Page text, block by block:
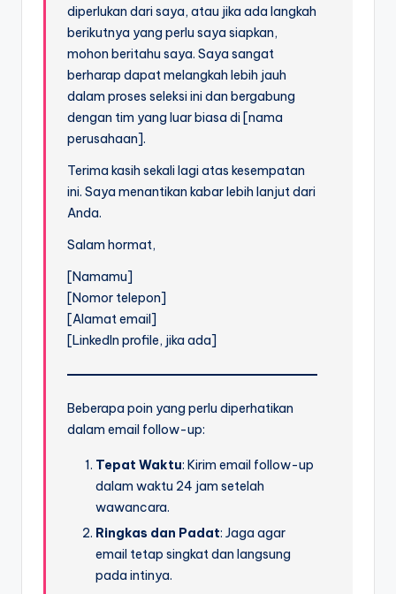
diperlukan dari saya, atau jika ada langkah
berikutnya yang perlu saya siapkan,
mohon beritahu saya. Saya sangat
berharap dapat melangkah lebih jauh
dalam proses seleksi ini dan bergabung
dengan tim yang luar biasa di [nama
perusahaan].
Terima kasih sekali lagi atas kesempatan
ini. Saya menantikan kabar lebih lanjut dari
Anda.
Salam hormat,
[Namamu]
[Nomor telepon]
[Alamat email]
[LinkedIn profile, jika ada]
Beberapa poin yang perlu diperhatikan
dalam email follow-up:
Tepat Waktu: Kirim email follow-up
dalam waktu 24 jam setelah
wawancara.
Ringkas dan Padat: Jaga agar
email tetap singkat dan langsung
pada intinya.